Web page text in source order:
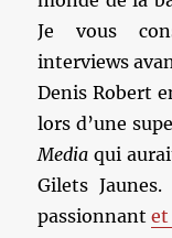
Je vous
interviews
Denis Robert
lors d’une
Mediaqui
Gilets
passionnantet